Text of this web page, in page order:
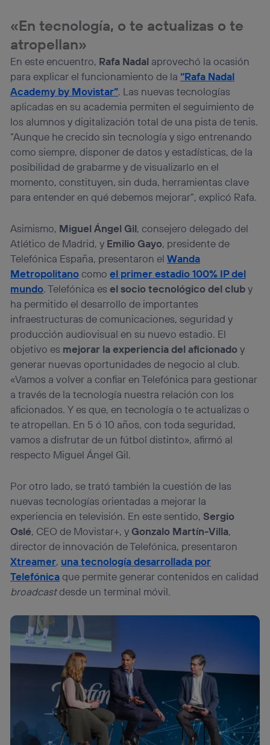
«En tecnología, o te actualizas o te
atropellan»
En este encuentro, Rafa Nadal aprovechó la ocasión
para explicar el funcionamiento de la“Rafa Nadal
Academy by Movistar”. Las nuevas tecnologías
aplicadas en su academia permiten el seguimiento de
los alumnos y digitalización total de una pista de tenis.
“Aunque he crecido sin tecnología y sigo entrenando
como siempre, disponer de datos y estadísticas, de la
posibilidad de grabarme y de visualizarlo en el
momento, constituyen, sin duda, herramientas clave
para entender en qué debemos mejorar”, explicó Rafa.
Asimismo, Miguel Ángel Gil, consejero delegado del
Atlético de Madrid, y Emilio Gayo, presidente de
Telefónica España, presentaron elWanda
Metropolitanocomoel primer estadio 100% IP del
mundo. Telefónica esel socio tecnológico del cluby
ha permitido el desarrollo de importantes
infraestructuras de comunicaciones, seguridad y
producción audiovisual en su nuevo estadio. El
objetivo es mejorar la experiencia del aficionadoy
generar nuevas oportunidades de negocio al club.
«Vamos a volver a confiar en Telefónica para gestionar
a través de la tecnología nuestra relación con los
aficionados. Y es que, en tecnología o te actualizas o
te atropellan. En 5 ó 10 años, con toda seguridad,
vamos a disfrutar de un fútbol distinto», afirmó al
respecto Miguel Ángel Gil.
Por otro lado, se trató también la cuestión de las
nuevas tecnologías orientadas a mejorar la
experiencia en televisión. En este sentido,Sergio
Oslé, CEO de Movistar+, y Gonzalo Martín-Villa,
director de innovación de Telefónica, presentaron
Xtreamer, una tecnología desarrollada por
Telefónicaque permite generar contenidos en calidad
broadcastdesde un terminal móvil.